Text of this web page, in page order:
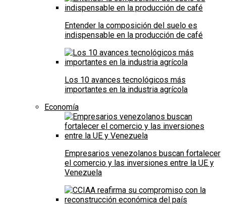
Entender la composición del suelo es
indispensable en la producción de café
Los 10 avances tecnológicos más
importantes en la industria agrícola
Economía
Empresarios venezolanos buscan fortalecer
el comercio y las inversiones entre la UE y
Venezuela